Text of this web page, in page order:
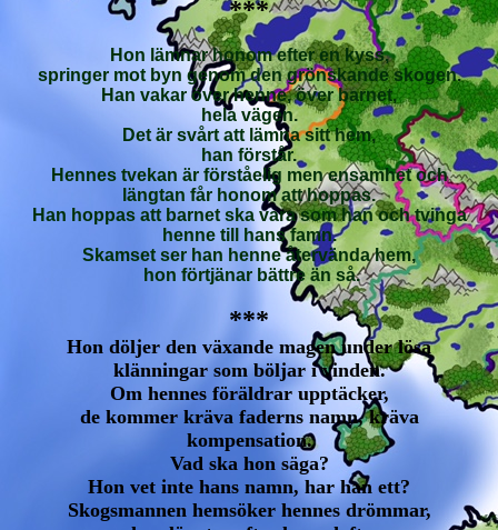
***
Hon lämnar honom efter en kyss,
springer mot byn genom den grönskande skogen.
Han vakar över henne, över barnet,
hela vägen.
Det är svårt att lämna sitt hem,
han förstår.
Hennes tvekan är förståelig men ensamhet och
längtan får honom att hoppas.
Han hoppas att barnet ska vara som han och tvinga
henne till hans famn.
Skamset ser han henne återvända hem,
hon förtjänar bättre än så.
***
Hon döljer den växande magen under lösa
klänningar som böljar i vinden.
Om hennes föräldrar upptäcker,
de kommer kräva faderns namn, kräva
kompensation.
Vad ska hon säga?
Hon vet inte hans namn, har han ett?
Skogsmannen hemsöker hennes drömmar,